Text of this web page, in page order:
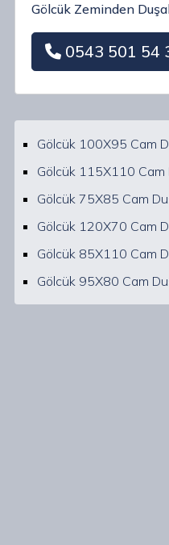
Gölcük Zeminden
0543 501 54
Gölcük 100X95 Cam
Gölcük 115X110 Cam
Gölcük 75X85 Cam
Gölcük 120X70 Cam
Gölcük 85X110 Cam
Gölcük 95X80 Cam